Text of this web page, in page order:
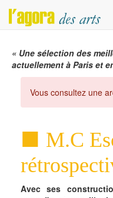
« Une sélection des
actuellement à Paris et
Vous consultez une
M.C
Avec ses